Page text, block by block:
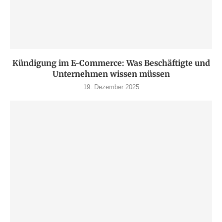
Kündigung im E-Commerce: Was Beschäftigte und
Unternehmen wissen müssen
19. Dezember 2025